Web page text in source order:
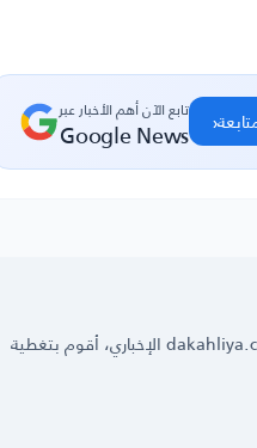
تابع الآن أهم الأخبار عبر
Google News ‹
عمرو فؤاد ‏محرر صحفي رياضي في العديد من الجرائد العربية، أكتب في موقع الدقهلية نيوز dakahliya.com الإخباري، أقوم بتغطية